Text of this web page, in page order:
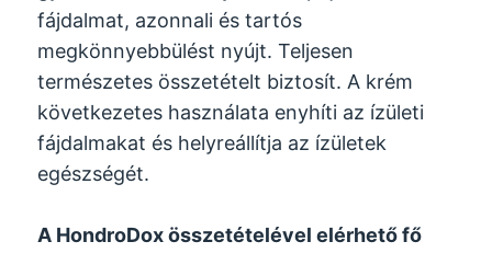
fájdalmat, azonnali és tartós
megkönnyebbülést nyújt. Teljesen
természetes összetételt biztosít. A krém
következetes használata enyhíti az ízületi
fájdalmakat és helyreállítja az ízületek
egészségét.
A HondroDox összetételével elérhető fő